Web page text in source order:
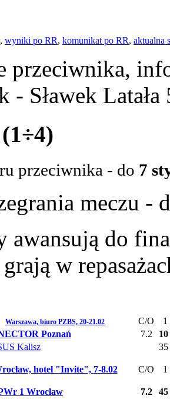
, wyniki po RR, komunikat po RR, aktualna
przeciwnika,
- Sławek
przeciwnika - do 7
meczu -
awansują do
w
Warszawa, biuro PZBS, 20-21.02 C/O
1
Poznań 7.2
10
Kalisz 35
hotel "Invite", 7-8.02 C/O 1
1 Wrocław 7.2
45